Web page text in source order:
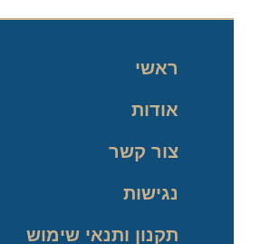
ראשי
אודות
צור קשר
נגישות
תקנון ותנאי שימוש